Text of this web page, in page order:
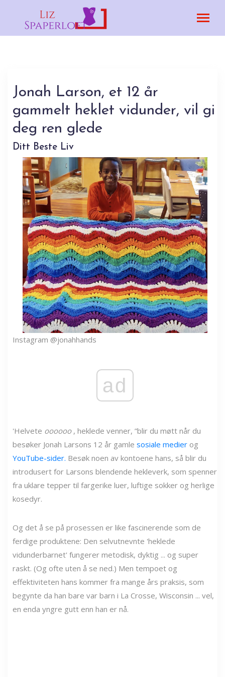
Jonah Larson, et 12 år
gammelt heklet vidunder, vil gi
deg ren glede
Ditt Beste Liv
Instagram @jonahhands
ad
'Helvete oooooo, heklede venner, ”blir du møtt når du
besøker Jonah Larsons 12 år gamle sosiale medier og
YouTube-sider. Besøk noen av kontoene hans, så blir du
introdusert for Larsons blendende hekleverk, som spenner
fra uklare tepper til fargerike luer, luftige sokker og herlige
kosedyr.
Og det å se på prosessen er like fascinerende som de
ferdige produktene: Den selvutnevnte 'heklede
vidunderbarnet' fungerer metodisk, dyktig ... og super
raskt. (Og ofte uten å se ned.) Men tempoet og
effektiviteten hans kommer fra mange års praksis, som
begynte da han bare var barn i La Crosse, Wisconsin ... vel,
en enda yngre gutt enn han er nå.